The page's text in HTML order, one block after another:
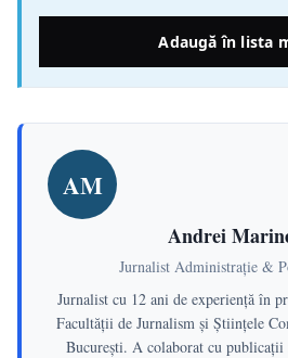
Adaugă în lista
AM
Andrei
Jurnalist Administrație &
Jurnalist cu 12 ani de experiență în
Facultății de Jurnalism și Științele
București. A colaborat cu publicații